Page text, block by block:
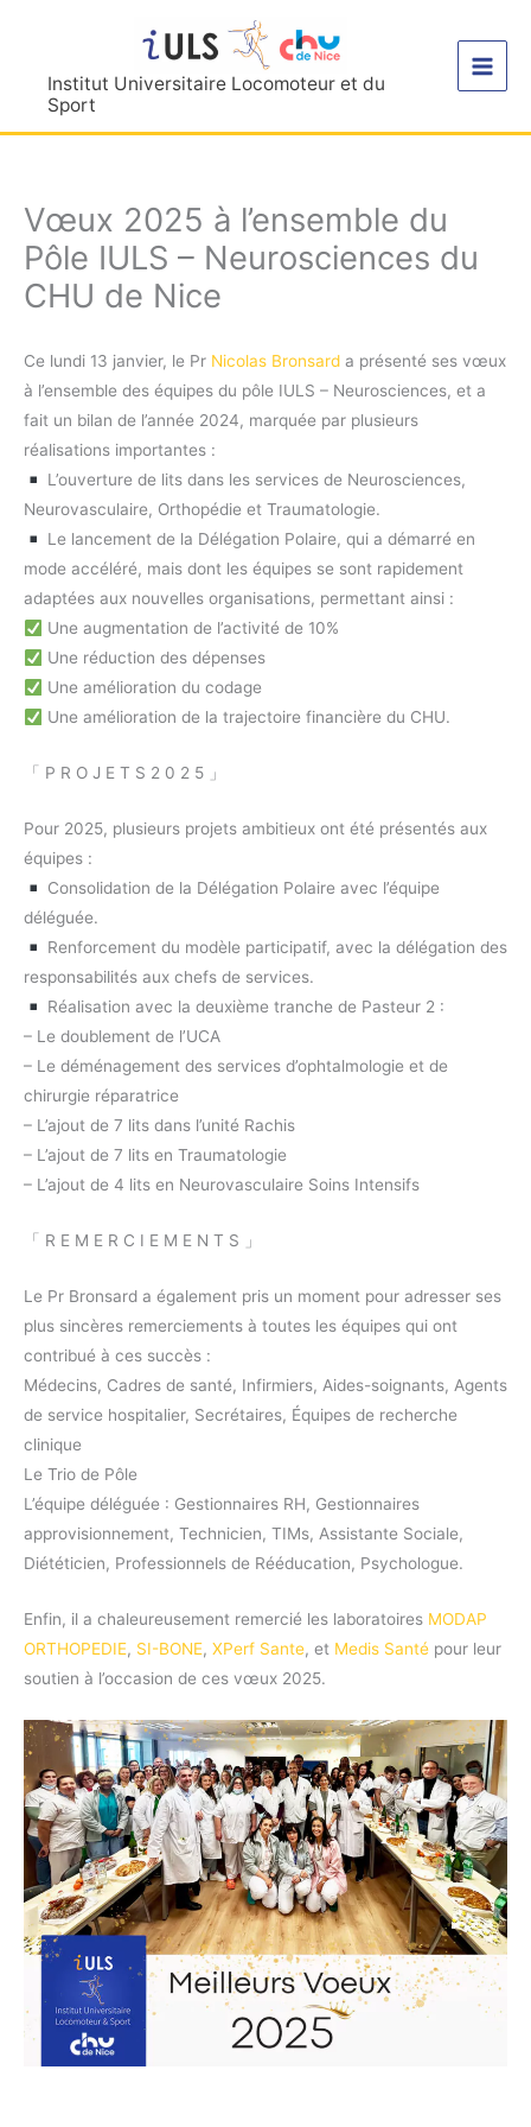
contenuInstitut Universitaire Locomoteur et du
Sport
Vœux 2025 à l’ensemble du
Pôle IULS – Neurosciences du
CHU de Nice
Ce lundi 13 janvier, le Pr Nicolas Bronsard a présenté ses vœux
à l’ensemble des équipes du pôle IULS – Neurosciences, et a
fait un bilan de l’année 2024, marquée par plusieurs
réalisations importantes :
L’ouverture de lits dans les services de Neurosciences,
Neurovasculaire, Orthopédie et Traumatologie.
Le lancement de la Délégation Polaire, qui a démarré en
mode accéléré, mais dont les équipes se sont rapidement
adaptées aux nouvelles organisations, permettant ainsi :
Une augmentation de l’activité de 10%
Une réduction des dépenses
Une amélioration du codage
Une amélioration de la trajectoire financière du CHU.
「 P R O J E T S 2 0 2 5 」
Pour 2025, plusieurs projets ambitieux ont été présentés aux
équipes :
Consolidation de la Délégation Polaire avec l’équipe
déléguée.
Renforcement du modèle participatif, avec la délégation des
responsabilités aux chefs de services.
Réalisation avec la deuxième tranche de Pasteur 2 :
– Le doublement de l’UCA
– Le déménagement des services d’ophtalmologie et de
chirurgie réparatrice
– L’ajout de 7 lits dans l’unité Rachis
– L’ajout de 7 lits en Traumatologie
– L’ajout de 4 lits en Neurovasculaire Soins Intensifs
「 R E M E R C I E M E N T S 」
Le Pr Bronsard a également pris un moment pour adresser ses
plus sincères remerciements à toutes les équipes qui ont
contribué à ces succès :
Médecins, Cadres de santé, Infirmiers, Aides-soignants, Agents
de service hospitalier, Secrétaires, Équipes de recherche
clinique
Le Trio de Pôle
L’équipe déléguée : Gestionnaires RH, Gestionnaires
approvisionnement, Technicien, TIMs, Assistante Sociale,
Diététicien, Professionnels de Rééducation, Psychologue.
Enfin, il a chaleureusement remercié les laboratoires MODAP
ORTHOPEDIE, SI-BONE, XPerf Sante, et Medis Santé pour leur
soutien à l’occasion de ces vœux 2025.